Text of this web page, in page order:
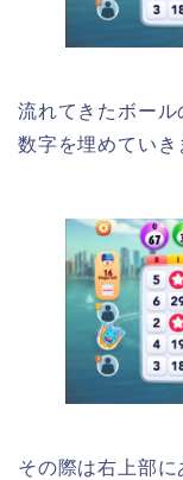
流れてきたボー
数字を埋めていき
その際は右上部